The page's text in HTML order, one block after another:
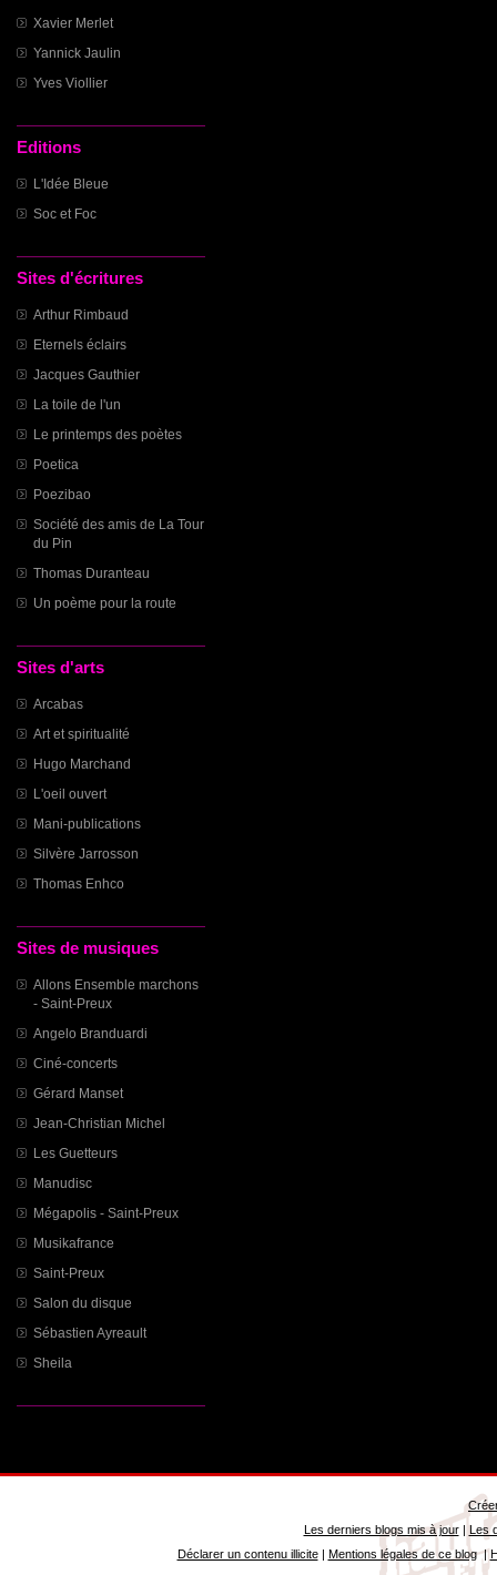
Xavier Merlet
Yannick Jaulin
Yves Viollier
Editions
L'Idée Bleue
Soc et Foc
Sites d'écritures
Arthur Rimbaud
Eternels éclairs
Jacques Gauthier
La toile de l'un
Le printemps des poètes
Poetica
Poezibao
Société des amis de La Tour
du Pin
Thomas Duranteau
Un poème pour la route
Sites d'arts
Arcabas
Art et spiritualité
Hugo Marchand
L'oeil ouvert
Mani-publications
Silvère Jarrosson
Thomas Enhco
Sites de musiques
Allons Ensemble marchons
- Saint-Preux
Angelo Branduardi
Ciné-concerts
Gérard Manset
Jean-Christian Michel
Les Guetteurs
Manudisc
Mégapolis - Saint-Preux
Musikafrance
Saint-Preux
Salon du disque
Sébastien Ayreault
Sheila
Les derniers blogs mis à jour| Les
Déclarer un contenu illicite| Mentions légales de ce blog|